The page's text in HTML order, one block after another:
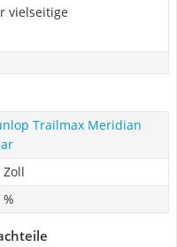
vielseitige
Trailmax Meridian
Zoll